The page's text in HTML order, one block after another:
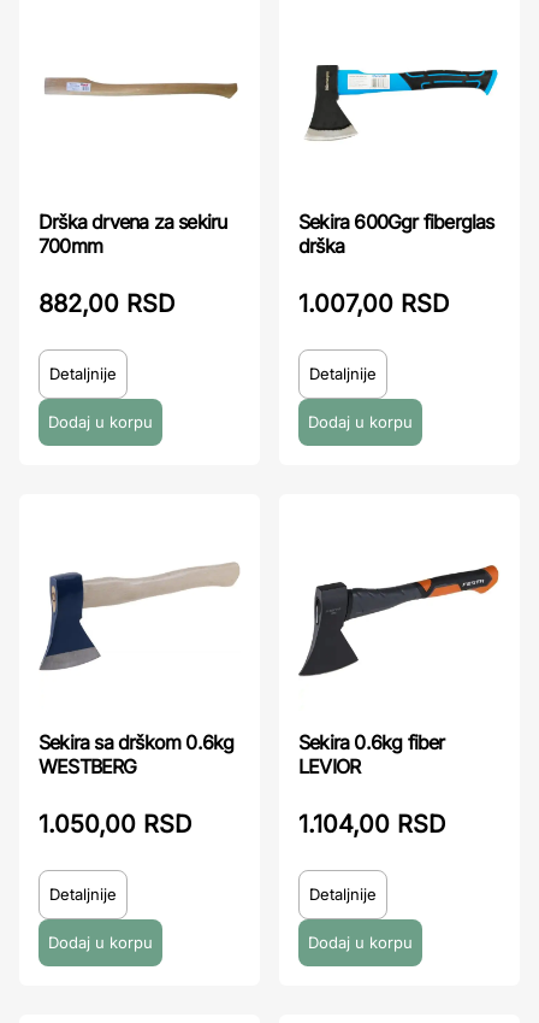
Drška drvena za sekiru
700mm
882,00 RSD
Detaljnije
Sekira 600Ggr fiberglas
drška
1.007,00 RSD
Detaljnije
Sekira sa drškom 0.6kg
WESTBERG
1.050,00 RSD
Detaljnije
Sekira 0.6kg fiber
LEVIOR
1.104,00 RSD
Detaljnije